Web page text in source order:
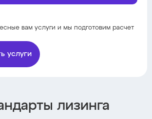
вам услуги и мы подготовим расчет
услуги
лизинга